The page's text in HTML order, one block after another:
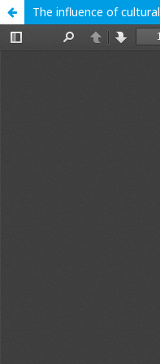
The influence of